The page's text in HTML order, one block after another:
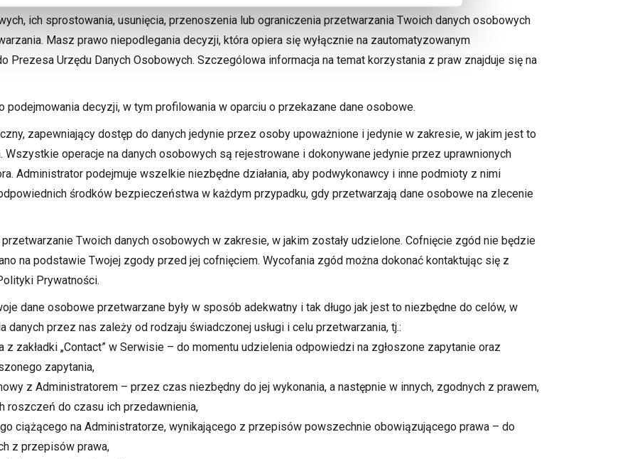
ich sprostowania, usunięcia, przenoszenia lub ograniczenia przetwarzania Twoich danych osobowych
Masz prawo niepodlegania decyzji, która opiera się wyłącznie na zautomatyzowanym
Prezesa Urzędu Danych Osobowych. Szczególowa informacja na temat korzystania z praw znajduje się na
decyzji, w tym profilowania w oparciu o przekazane dane osobowe.
zapewniający dostęp do danych jedynie przez osoby upoważnione i jedynie w zakresie, w jakim jest to
operacje na danych osobowych są rejestrowane i dokonywane jedynie przez uprawnionych
Administrator podejmuje wszelkie niezbędne działania, aby podwykonawcy i inne podmioty z nimi
środków bezpieczeństwa w każdym przypadku, gdy przetwarzają dane osobowe na zlecenie
Twoich danych osobowych w zakresie, w jakim zostały udzielone. Cofnięcie zgód nie będzie
na podstawie Twojej zgody przed jej cofnięciem. Wycofania zgód można dokonać kontaktując się z
Prywatności.
dane osobowe przetwarzane były w sposób adekwatny i tak długo jak jest to niezbędne do celów, w
danych przez nas zależy od rodzaju świadczonej usługi i celu przetwarzania, tj.:
zakładki „Contact” w Serwisie – do momentu udzielenia odpowiedzi na zgłoszone zapytanie oraz
zapytania,
z Administratorem – przez czas niezbędny do jej wykonania, a następnie w innych, zgodnych z prawem,
roszczeń do czasu ich przedawnienia,
ciążącego na Administratorze, wynikającego z przepisów powszechnie obowiązującego prawa – do
z przepisów prawa,